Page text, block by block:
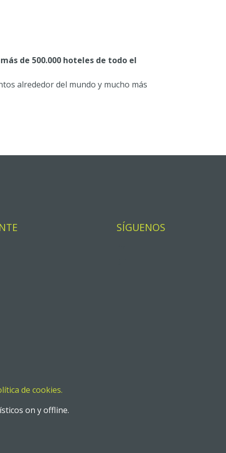
más de 500.000 hoteles de todo el
alrededor del mundo y mucho más
SÍGUENOS
de cookies.
on y offline.